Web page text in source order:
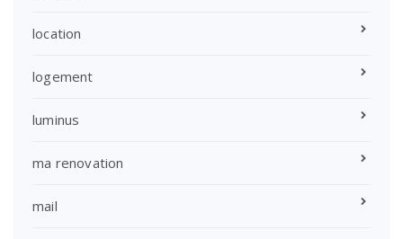
location
logement
luminus
ma renovation
mail